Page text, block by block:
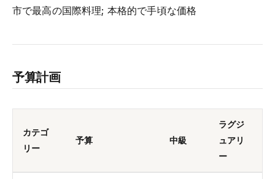
市で最高の国際料理; 本格的で手頃な価格
予算計画
カテゴ
リー
予算 中級
ラグジ
ュアリ
ー